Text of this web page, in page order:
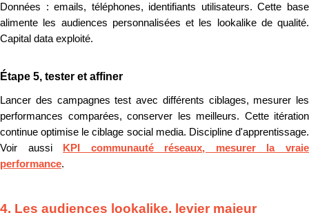
Données : emails, téléphones, identifiants utilisateurs. Cette base
alimente les audiences personnalisées et les lookalike de qualité.
Capital data exploité.
Étape 5, tester et affiner
Lancer des campagnes test avec différents ciblages, mesurer les
performances comparées, conserver les meilleurs. Cette itération
continue optimise le ciblage social media. Discipline d'apprentissage.
Voir aussi KPI communauté réseaux, mesurer la vraie
performance.
4. Les audiences lookalike, levier majeur